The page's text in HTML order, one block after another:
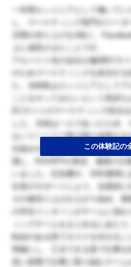
一年間エンジニアとして働いて
し、マーケティング部門のリー
月間の売り上げを3倍に、
上に成長させたことです。
アルバイト先の会社が越境ECサ
のためマーケティングを担当す
た。当時私はエンジニアとして
ことをやってみたいという気持
ECサイトのマーケティング担当
した。当初は一人であったため
ないリソースで最大限の成果を
仕組みを作るため、基本的なこ
識し、KGI/KPIの策定、施策の立
いました。広告費や、SNS運用
社長のサポートにより、全面的に
その後売り上げが上がり始め、
の学生インターンがチームに加
ィングチームをまとめるにあた
転結のある形でタスクを任せる
明確にし、工夫できる形で仕事
高い状態で仕事に取り組むチーム
この体験記の